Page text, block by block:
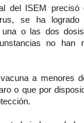
del ISEM
se ha
una o las dos
no han
a menores
o que por